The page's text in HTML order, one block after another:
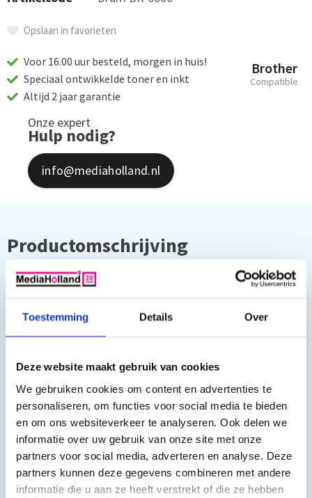
Toestemming Details Over
Deze website maakt gebruik van cookies
We gebruiken cookies om content en advertenties te
personaliseren, om functies voor social media te bieden
en om ons websiteverkeer te analyseren. Ook delen we
informatie over uw gebruik van onze site met onze
partners voor social media, adverteren en analyse. Deze
partners kunnen deze gegevens combineren met andere
informatie die u aan ze heeft verstrekt of die ze hebben
Opslaan in favorieten
Brother
Compatible
Voor 16.00 uur besteld, morgen in huis!
Speciaal ontwikkelde toner en inkt
Altijd 2 jaar garantie
Onze expert
Hulp nodig?
info@mediaholland.nl
Productomschrijving
Huismerk Drum voor de nieuwste Brother serie DR-6000
De kwaliteit van de MediaHolland huismerk drums zijn
uitmuntend, geen verschil met de originele drums.
Capaciteit: 20.000 pagina's
Geschikt voor de volgende laserprinters:
Brother Fax 4750, Brother Fax 5750, Brother Fax 8350, Brother
Fax 8350 P, Brother Fax 8360 P, Brother Fax 8360 PLT, Brother
Fax 8750 P, Brother HL 1030, Brother HL 1200, Brother HL
1230, Brother HL 1240, Brother HL 1250, Brother HL